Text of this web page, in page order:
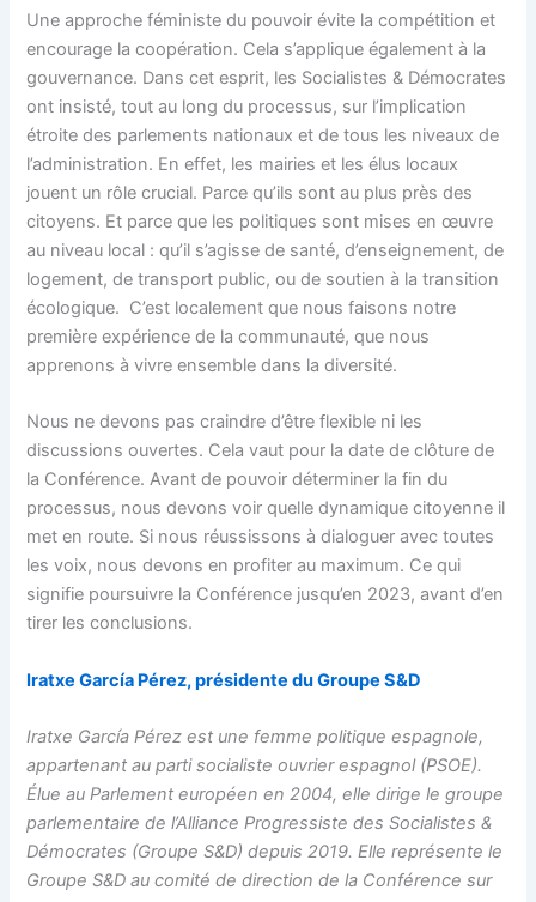
Une approche féministe du pouvoir évite la compétition et
encourage la coopération. Cela s’applique également à la
gouvernance. Dans cet esprit, les Socialistes & Démocrates
ont insisté, tout au long du processus, sur l’implication
étroite des parlements nationaux et de tous les niveaux de
l’administration. En effet, les mairies et les élus locaux
jouent un rôle crucial. Parce qu’ils sont au plus près des
citoyens. Et parce que les politiques sont mises en œuvre
au niveau local : qu’il s’agisse de santé, d’enseignement, de
logement, de transport public, ou de soutien à la transition
écologique. C’est localement que nous faisons notre
première expérience de la communauté, que nous
apprenons à vivre ensemble dans la diversité.
Nous ne devons pas craindre d’être flexible ni les
discussions ouvertes. Cela vaut pour la date de clôture de
la Conférence. Avant de pouvoir déterminer la fin du
processus, nous devons voir quelle dynamique citoyenne il
met en route. Si nous réussissons à dialoguer avec toutes
les voix, nous devons en profiter au maximum. Ce qui
signifie poursuivre la Conférence jusqu’en 2023, avant d’en
tirer les conclusions.
Iratxe García Pérez, présidente du Groupe S&D
Iratxe García Pérez est une femme politique espagnole,
appartenant au parti socialiste ouvrier espagnol (PSOE).
Élue au Parlement européen en 2004, elle dirige le groupe
parlementaire de l’Alliance Progressiste des Socialistes &
Démocrates (Groupe S&D) depuis 2019. Elle représente le
Groupe S&D au comité de direction de la Conférence sur